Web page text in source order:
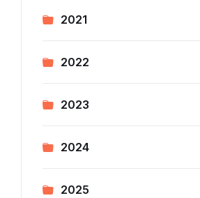
2021
2022
2023
2024
2025